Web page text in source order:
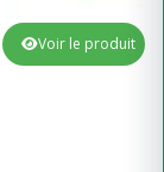
Voir le produit